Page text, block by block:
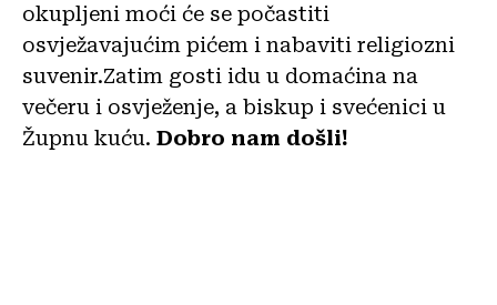
okupljeni moći će se počastiti
osvježavajućim pićem i nabaviti religiozni
suvenir.Zatim gosti idu u domaćina na
večeru i osvježenje, a biskup i svećenici u
Župnu kuću. Dobro nam došli!